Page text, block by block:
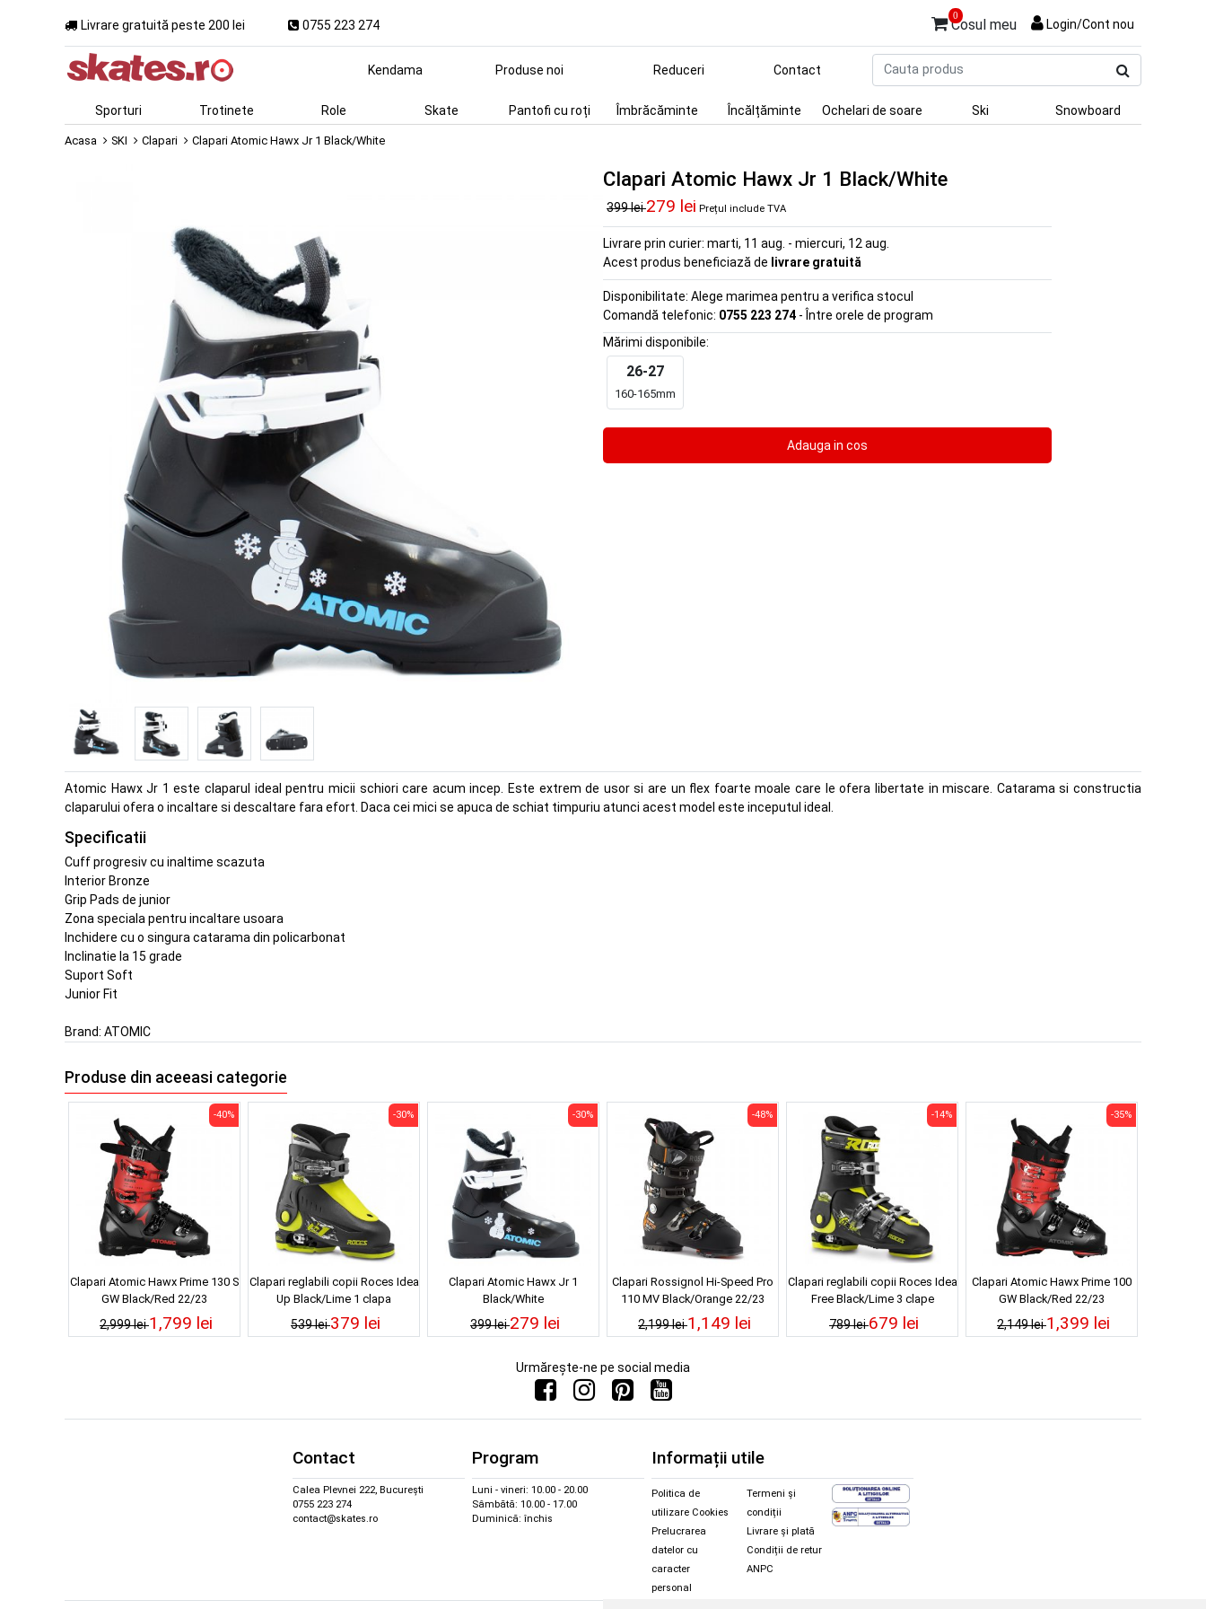
Livrare gratuită peste 200 lei 0755 223 274
0
Cosul meu Login/Cont nou
produs
Kendama Produse noi Reduceri Contact
Sporturi Trotinete Role Skate Pantofi cu roți Îmbrăcăminte Încălțăminte Ochelari de soare Ski Snowboard
Acasa SKI Clapari Clapari Atomic Hawx Jr 1 Black/White
Clapari Atomic Hawx Jr 1 Black/White
399 lei279 lei Prețul include TVA
Livrare prin curier: marti, 11 aug. - miercuri, 12 aug.
Acest produs beneficiază de livrare gratuită
Disponibilitate: Alege marimea pentru a verifica stocul
Comandă telefonic: 0755 223 274 - Între orele de program
Mărimi disponibile:
26-27
160-165mm
Atomic Hawx Jr 1 este claparul ideal pentru micii schiori care acum incep. Este extrem de usor si are un flex foarte moale care le ofera libertate in miscare. Catarama si constructia
claparului ofera o incaltare si descaltare fara efort. Daca cei mici se apuca de schiat timpuriu atunci acest model este inceputul ideal.
Specificatii
Cuff progresiv cu inaltime scazuta
Interior Bronze
Grip Pads de junior
Zona speciala pentru incaltare usoara
Inchidere cu o singura catarama din policarbonat
Inclinatie la 15 grade
Suport Soft
Junior Fit
Brand: ATOMIC
Produse din aceeasi categorie
Clapari Atomic Hawx Prime 130 S
GW Black/Red 22/23
2,999 lei
-40%
1,799 lei
Clapari reglabili copii Roces Idea
Up Black/Lime 1 clapa
539 lei
-30%
379 lei
Clapari Atomic Hawx Jr 1
Black/White
399 lei
-30%
279 lei
Clapari Rossignol Hi-Speed Pro
110 MV Black/Orange 22/23
2,199 lei
-48%
1,149 lei
Clapari reglabili copii Roces Idea
Free Black/Lime 3 clape
789 lei
-14%
679 lei
Clapari Atomic Hawx Prime 100
GW Black/Red 22/23
2,149 lei
-35%
1,399 lei
Urmărește-ne pe social media
Contact
Calea Plevnei 222, București
0755 223 274
contact@skates.ro
Program
Luni - vineri: 10.00 - 20.00
Sâmbătă: 10.00 - 17.00
Duminică: închis
Informații utile
Politica de
utilizare Cookies
Prelucrarea
datelor cu
caracter
personal
Termeni și
condiții
Livrare și plată
Condiții de retur
ANPC